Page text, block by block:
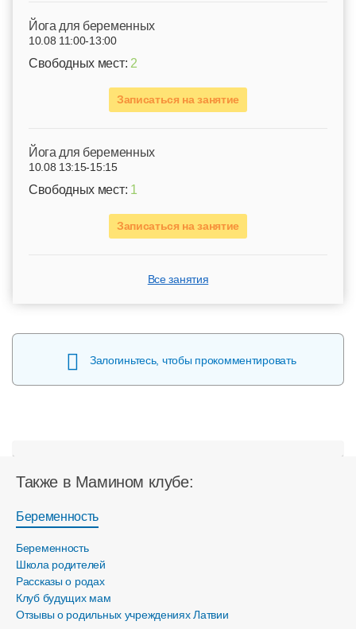
Йога для беременных
10.08 11:00-13:00
Свободных мест: 2
Записаться на занятие
Йога для беременных
10.08 13:15-15:15
Свободных мест: 1
Записаться на занятие
Все занятия
Залогиньтесь, чтобы прокомментировать
Также в Мамином клубе:
Беременность
Беременность
Школа родителей
Рассказы о родах
Клуб будущих мам
Отзывы о родильных учреждениях Латвии